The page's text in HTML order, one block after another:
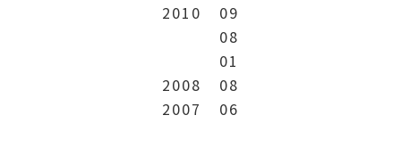
2010
09
08
01
2008
08
2007
06